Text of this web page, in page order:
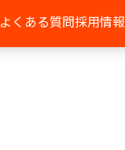
よくある質問採用情報